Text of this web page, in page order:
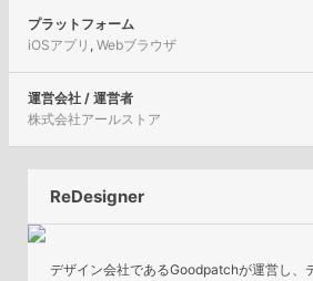
プラットフォーム
iOSアプリ ,Webブラウザ
運営会社 / 運営者
株式会社アールストア
ReDesigner
デザイン会社であるGoodpatchが運営し、